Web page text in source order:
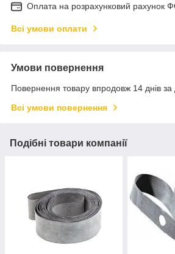
Оплата на розрахунковий рахунок
Всі умови оплати
Умови повернення
Повернення товару впродовж 14 днів за
Всі умови повернення
Подібні товари компанії